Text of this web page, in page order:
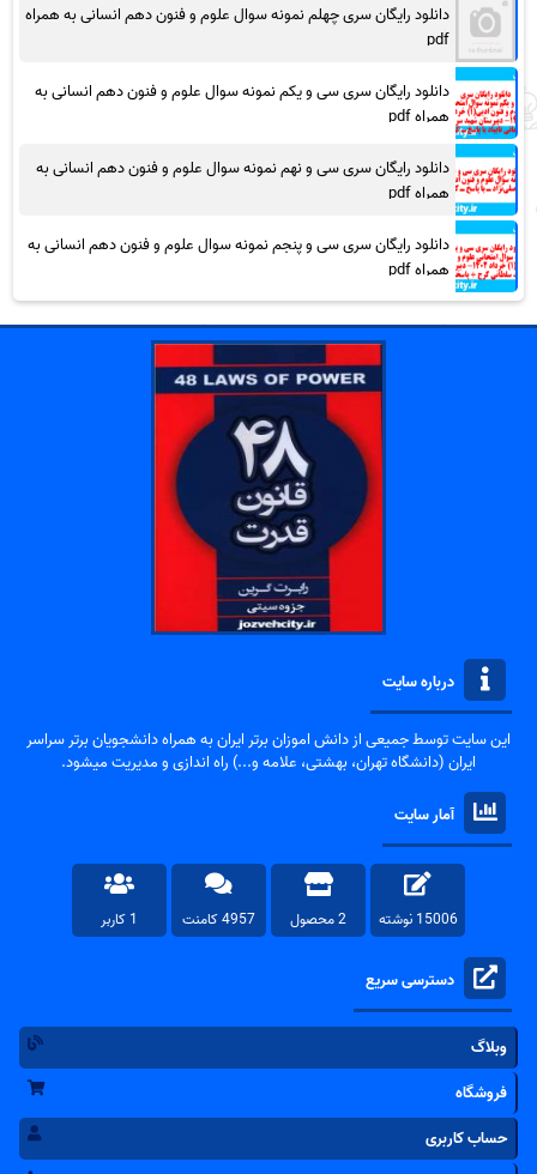
دانلود رایگان سری چهلم نمونه سوال علوم و فنون دهم انسانی به همراه
pdf
دانلود رایگان سری سی و یکم نمونه سوال علوم و فنون دهم انسانی به
همراه pdf
دانلود رایگان سری سی و نهم نمونه سوال علوم و فنون دهم انسانی به
همراه pdf
دانلود رایگان سری سی و پنجم نمونه سوال علوم و فنون دهم انسانی به
همراه pdf
درباره سایت
این سایت توسط جمیعی از دانش اموزان برتر ایران به همراه دانشجویان برتر سراسر
ایران (دانشگاه تهران، بهشتی، علامه و...) راه اندازی و مدیریت میشود.
آمار سایت
15006 نوشته 2 محصول 4957 کامنت 1 کاربر
دسترسی سریع
وبلاگ
فروشگاه
حساب کاربری